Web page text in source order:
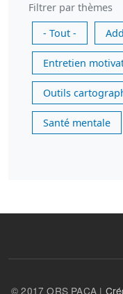
Filtrer par thèmes
- Tout -
Entretien
Outils
Santé mentale
© 2017 ORS PACA |